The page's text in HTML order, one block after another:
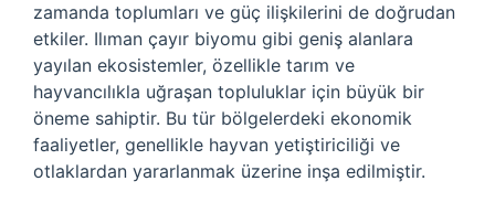
zamanda toplumları ve güç ilişkilerini de doğrudan
etkiler. Ilıman çayır biyomu gibi geniş alanlara
yayılan ekosistemler, özellikle tarım ve
hayvancılıkla uğraşan topluluklar için büyük bir
öneme sahiptir. Bu tür bölgelerdeki ekonomik
faaliyetler, genellikle hayvan yetiştiriciliği ve
otlaklardan yararlanmak üzerine inşa edilmiştir.